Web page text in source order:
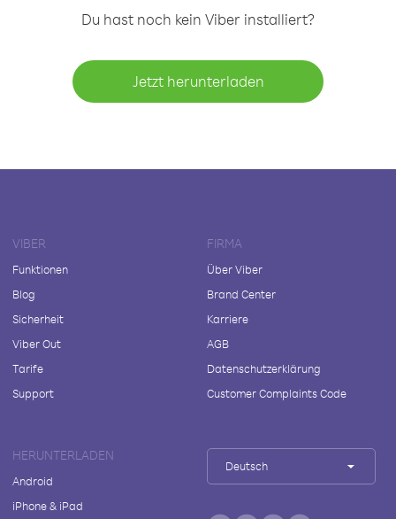
Du hast noch kein Viber installiert?
Jetzt herunterladen
VIBER
Funktionen
Blog
Sicherheit
Viber Out
Tarife
Support
FIRMA
Über Viber
Brand Center
Karriere
AGB
Datenschutzerklärung
Customer Complaints Code
HERUNTERLADEN
Android
iPhone & iPad
Deutsch